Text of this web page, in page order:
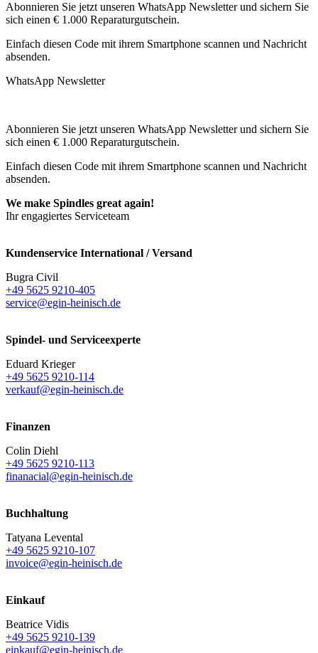
Abonnieren Sie jetzt unseren WhatsApp Newsletter und sichern Sie
sich einen € 1.000 Reparaturgutschein.
Einfach diesen Code mit ihrem Smartphone scannen und Nachricht
absenden.
WhatsApp Newsletter
Abonnieren Sie jetzt unseren WhatsApp Newsletter und sichern Sie
sich einen € 1.000 Reparaturgutschein.
Einfach diesen Code mit ihrem Smartphone scannen und Nachricht
absenden.
We make Spindles great again!
Ihr engagiertes Serviceteam
Kundenservice International / Versand
Bugra Civil
+49 5625 9210-405
service@egin-heinisch.de
Spindel- und Serviceexperte
Eduard Krieger
+49 5625 9210-114
verkauf@egin-heinisch.de
Finanzen
Colin Diehl
+49 5625 9210-113
finanacial@egin-heinisch.de
Buchhaltung
Tatyana Levental
+49 5625 9210-107
invoice@egin-heinisch.de
Einkauf
Beatrice Vidis
+49 5625 9210-139
einkauf@egin-heinisch.de